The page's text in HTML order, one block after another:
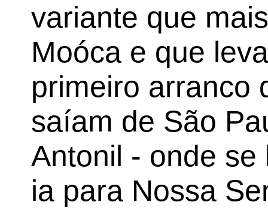
variante que
Moóca e que
primeiro arranco
saíam de São
Antonil - onde
ia para Nossa